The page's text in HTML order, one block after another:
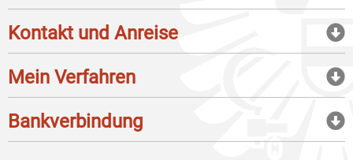
Kontakt und Anreise
Mein Verfahren
Bankverbindung